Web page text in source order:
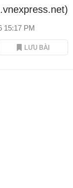
15:17 PM
LƯU BÀI